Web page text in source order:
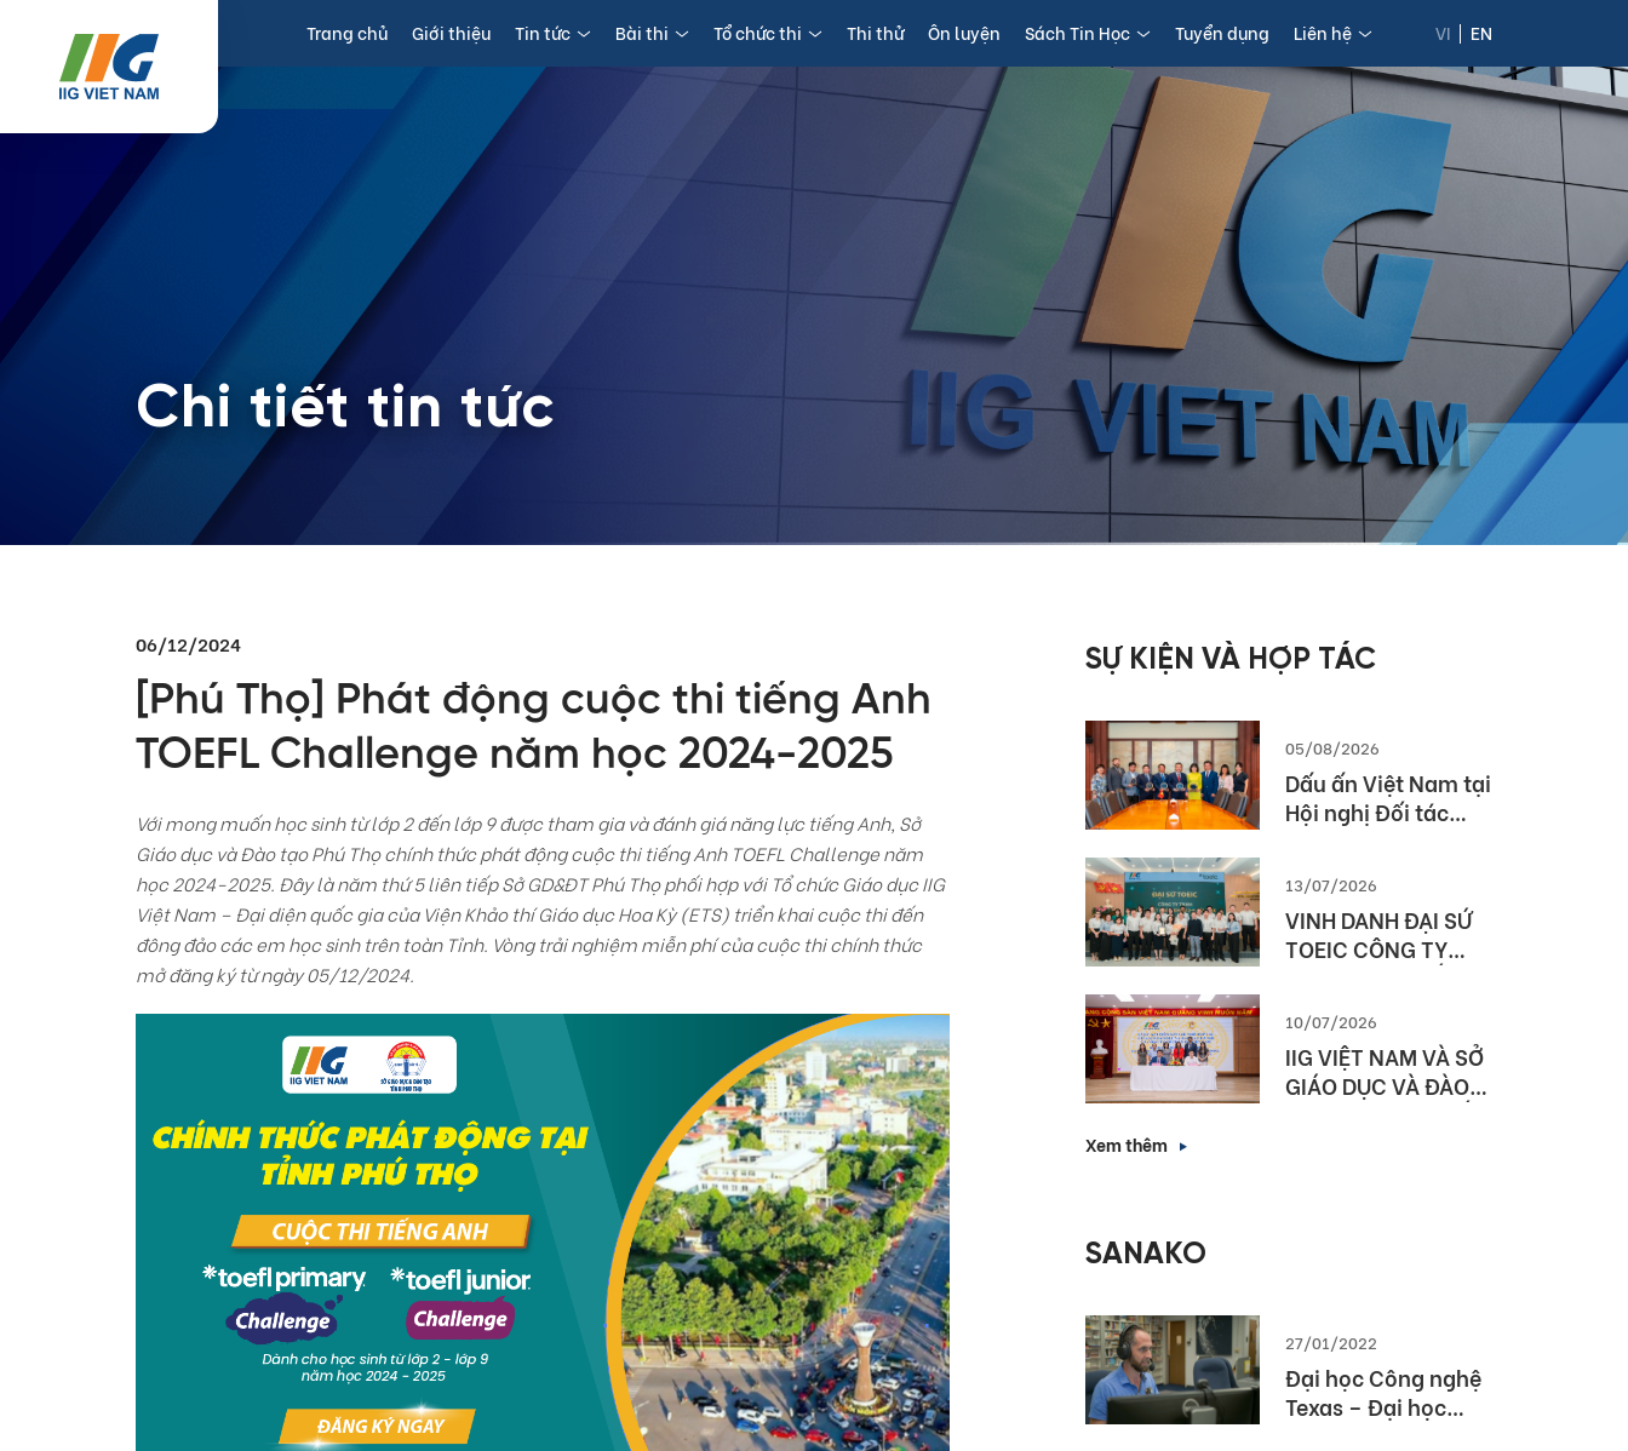
Trang chủ Giới thiệu Tin tức Bài thi Tổ chức thi Thi thử Ôn luyện Sách Tin Học Tuyển dụng Liên hệ VI EN
Chi tiết tin tức
06/12/2024
[Phú Thọ] Phát động cuộc thi tiếng Anh
TOEFL Challenge năm học 2024-2025
Với mong muốn học sinh từ lớp 2 đến lớp 9 được tham gia và đánh giá năng lực tiếng Anh, Sở
Giáo dục và Đào tạo Phú Thọ chính thức phát động cuộc thi tiếng Anh TOEFL Challenge năm
học 2024-2025. Đây là năm thứ 5 liên tiếp Sở GD&ĐT Phú Thọ phối hợp với Tổ chức Giáo dục IIG
Việt Nam – Đại diện quốc gia của Viện Khảo thí Giáo dục Hoa Kỳ (ETS) triển khai cuộc thi đến
đông đảo các em học sinh trên toàn Tỉnh. Vòng trải nghiệm miễn phí của cuộc thi chính thức
mở đăng ký từ ngày 05/12/2024.
SỰ KIỆN VÀ HỢP TÁC
05/08/2026
Dấu ấn Việt Nam tại
Hội nghị Đối tác
Partner Summit –
GPS) 2026
13/07/2026
VINH DANH ĐẠI SỨ
TOEIC CÔNG TY
ĐẮK LẮK (SIMEXCO
DAKLAK)
10/07/2026
IIG VIỆT NAM VÀ SỞ
GIÁO DỤC VÀ ĐÀO
Xem thêm
SANAKO
27/01/2022
Đại học Công nghệ
Texas – Đại học